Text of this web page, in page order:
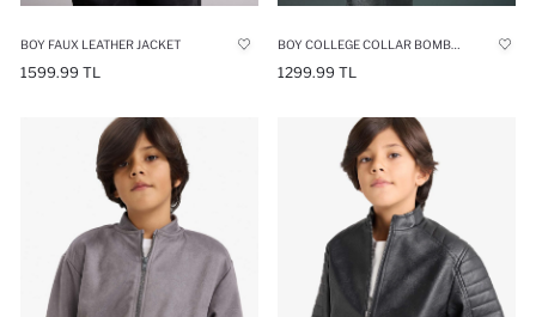
BOY FAUX LEATHER JACKET
1599.99 TL 1299.99 TL